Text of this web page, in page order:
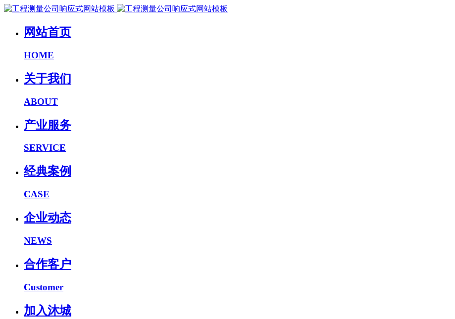
网站首页
HOME
关于我们
ABOUT
产业服务
SERVICE
经典案例
CASE
企业动态
NEWS
合作客户
Customer
加入沐城